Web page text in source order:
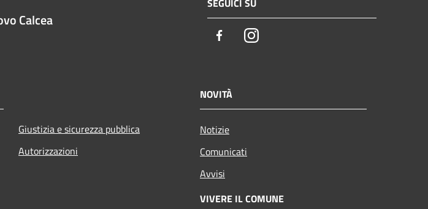
Calcea
SEGUICI SU
FacebookInstagram
Giustizia e sicurezza pubblica
Autorizzazioni
NOVITÀ
Notizie
Comunicati
Avvisi
VIVERE IL COMUNE